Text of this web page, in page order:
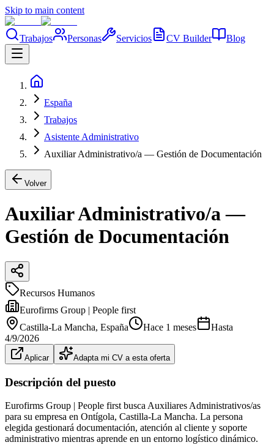
Skip to main content
Trabajos Personas Servicios CV Builder Blog
España
Trabajos
Asistente Administrativo
Auxiliar Administrativo/a — Gestión de Documentación
Volver
Auxiliar Administrativo/a —
Gestión de Documentación
Recursos Humanos
Eurofirms Group | People first
Castilla-La Mancha, España Hace 1 meses
Hasta
4/9/2026
Aplicar Adapta mi CV a esta oferta
Descripción del puesto
Eurofirms Group | People first busca Auxiliares Administrativos/as
para su empresa en Ontígola, Castilla-La Mancha. La persona
elegida gestionará documentación, atención al cliente y soporte
administrativo mientras aprende en un entorno logístico dinámico.